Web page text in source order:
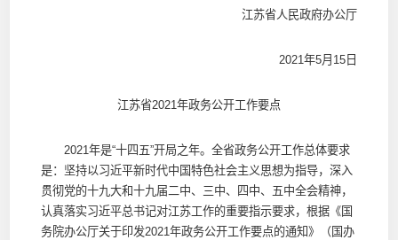
江苏省人民政府办公厅
2021年5月15日
江苏省2021年政务公开工作要点
2021年是“十四五”开局之年。全省政务公开工作总体要求
是：坚持以习近平新时代中国特色社会主义思想为指导，深入
贯彻党的十九大和十九届二中、三中、四中、五中全会精神，
认真落实习近平总书记对江苏工作的重要指示要求，根据《国
务院办公厅关于印发2021年政务公开工作要点的通知》（国办